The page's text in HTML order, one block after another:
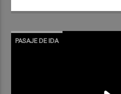
PASAJE DE IDA